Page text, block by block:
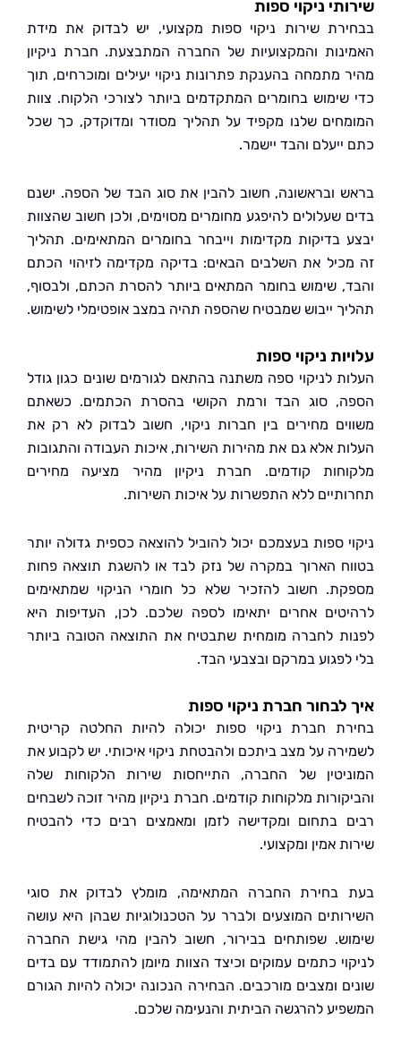
ניקוי ספות
שירות ניקוי ספות מקצועי, יש לבדוק את מידת
והמקצועיות של החברה המתבצעת. חברת ניקיון
מתמחה בהענקת פתרונות ניקוי יעילים ומוכרחים, תוך
בחומרים המתקדמים ביותר לצורכי הלקוח. צוות
שלנו מקפיד על תהליך מסודר ומדוקדק, כך שכל
והבד יישמר.
ובראשונה, חשוב להבין את סוג הבד של הספה. ישנם
שעלולים להיפגע מחומרים מסוימים, ולכן חשוב שהצוות
בדיקות מקדימות וייבחר בחומרים המתאימים. תהליך
את השלבים הבאים: בדיקה מקדימה לזיהוי הכתם
שימוש בחומר המתאים ביותר להסרת הכתם, ולבסוף,
ייבוש שמבטיח שהספה תהיה במצב אופטימלי לשימוש.
ניקוי ספות
לניקוי ספה משתנה בהתאם לגורמים שונים כגון גודל
סוג הבד ורמת הקושי בהסרת הכתמים. כשאתם
מחירים בין חברות ניקוי, חשוב לבדוק לא רק את
אלא גם את מהירות השירות, איכות העבודה והתגובות
קודמים. חברת ניקיון מהיר מציעה מחירים
ללא התפשרות על איכות השירות.
ספות בעצמכם יכול להוביל להוצאה כספית גדולה יותר
הארוך במקרה של נזק לבד או להשגת תוצאה פחות
חשוב להזכיר שלא כל חומרי הניקוי שמתאימים
אחרים יתאימו לספה שלכם. לכן, העדיפות היא
לחברה מומחית שתבטיח את התוצאה הטובה ביותר
במרקם ובצבעי הבד.
חברת ניקוי ספות
חברת ניקוי ספות יכולה להיות החלטה קריטית
על מצב ביתכם ולהבטחת ניקוי איכותי. יש לקבוע את
של החברה, התייחסות שירות הלקוחות שלה
מלקוחות קודמים. חברת ניקיון מהיר זוכה לשבחים
בתחום ומקדישה לזמן ומאמצים רבים כדי להבטיח
אמין ומקצועי.
בחירת החברה המתאימה, מומלץ לבדוק את סוגי
המוצעים ולברר על הטכנולוגיות שבהן היא עושה
שפותחים בבירור, חשוב להבין מהי גישת החברה
כתמים עמוקים וכיצד הצוות מיומן להתמודד עם בדים
ומצבים מורכבים. הבחירה הנכונה יכולה להיות הגורם
להרגשה הביתית והנעימה שלכם.